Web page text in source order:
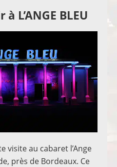
L’ANGE BLEU
visite au cabaret l’Ange
près de Bordeaux. Ce